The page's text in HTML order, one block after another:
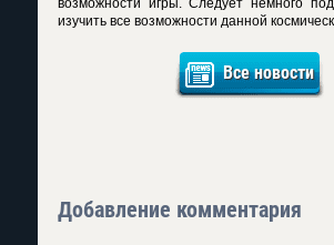
возможности игры. Следует немного
изучить все возможности данной
Все новости
Добавление комментария